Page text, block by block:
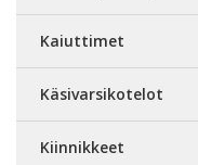
Kaiuttimet
Käsivarsikotelot
Kiinnikkeet